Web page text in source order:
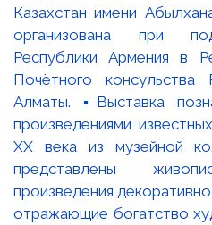
Казахстан имени
организована при
Республики Армения в
Почётного
Алматы. ▪️Выставка
произведениями
XX века из музейной
представлены
произведения
отражающие богатство